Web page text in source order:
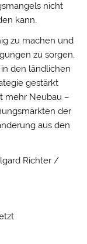
nicht
kann.
zu machen und
zu sorgen,
den ländlichen
gestärkt
mehr Neubau –
der
aus den
Richter /